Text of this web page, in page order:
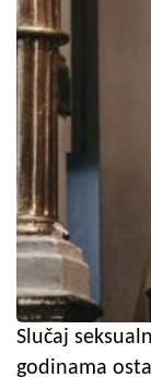
Slučaj
godinama